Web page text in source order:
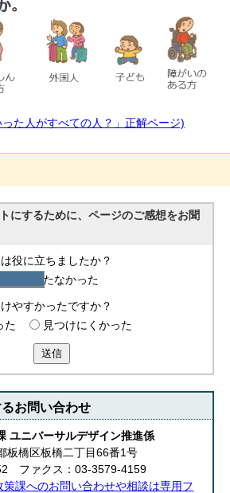
た人がすべての人？」正解ページ)
にするために、ページのご感想をお聞
役に立ちましたか？
役に立たなかった
やすかったですか？
た
見つけにくかった
送信
お問い合わせ
ユニバーサルデザイン推進係
橋区板橋二丁目66番1号
ファクス：03-3579-4159
策課へのお問い合わせや相談は専用フ